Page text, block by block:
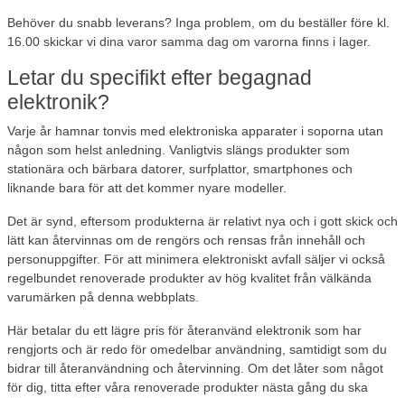
Behöver du snabb leverans? Inga problem, om du beställer före kl.
16.00 skickar vi dina varor samma dag om varorna finns i lager.
Letar du specifikt efter begagnad
elektronik?
Varje år hamnar tonvis med elektroniska apparater i soporna utan
någon som helst anledning. Vanligtvis slängs produkter som
stationära och bärbara datorer, surfplattor, smartphones och
liknande bara för att det kommer nyare modeller.
Det är synd, eftersom produkterna är relativt nya och i gott skick och
lätt kan återvinnas om de rengörs och rensas från innehåll och
personuppgifter. För att minimera elektroniskt avfall säljer vi också
regelbundet renoverade produkter av hög kvalitet från välkända
varumärken på denna webbplats.
Här betalar du ett lägre pris för återanvänd elektronik som har
rengjorts och är redo för omedelbar användning, samtidigt som du
bidrar till återanvändning och återvinning. Om det låter som något
för dig, titta efter våra renoverade produkter nästa gång du ska